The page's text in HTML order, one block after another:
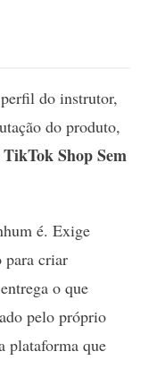
do instrutor,
do produto,
Shop Sem
é. Exige
para criar
o que
pelo próprio
plataforma que